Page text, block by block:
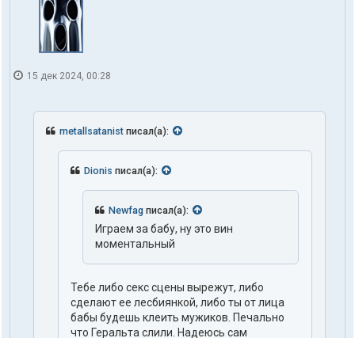
15 дек 2024, 00:28
metallsatanist писал(а):
Dionis писал(а):
Newfag писал(а):
Играем за бабу, ну это вин
моментальный
Тебе либо секс сцены вырежут, либо
сделают ее лесбиянкой, либо ты от лица
бабы будешь клеить мужиков. Печально
что Геральта слили. Надеюсь сам